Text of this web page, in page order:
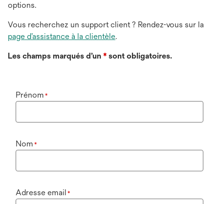
options.
Vous recherchez un support client ? Rendez-vous sur la
page d’assistance à la clientèle.
Les champs marqués d’un * sont obligatoires.
Prénom *
Nom *
Adresse email *